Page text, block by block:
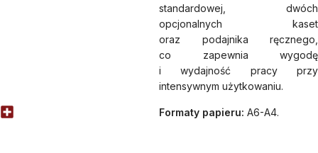
standardowej, dwóch
opcjonalnych kaset
oraz podajnika ręcznego,
co zapewnia wygodę
i wydajność pracy przy
intensywnym użytkowaniu.
Formaty papieru: A6-A4.